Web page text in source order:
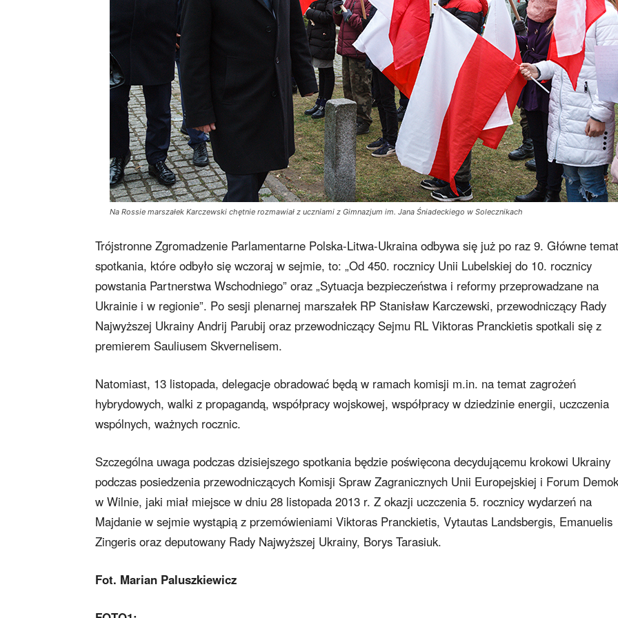
Na Rossie marszałek Karczewski chętnie rozmawiał z uczniami z Gimnazjum im. Jana Śniadeckiego w Solecznikach
Trójstronne Zgromadzenie Parlamentarne Polska-Litwa-Ukraina odbywa się już po raz 9. Główne
spotkania, które odbyło się wczoraj w sejmie, to: „Od 450. rocznicy Unii Lubelskiej do 10. rocznicy
powstania Partnerstwa Wschodniego” oraz „Sytuacja bezpieczeństwa i reformy przeprowadzane na
Ukrainie i w regionie”. Po sesji plenarnej marszałek RP Stanisław Karczewski, przewodniczący Rady
Najwyższej Ukrainy Andrij Parubij oraz przewodniczący Sejmu RL Viktoras Pranckietis spotkali się z
premierem Sauliusem Skvernelisem.
Natomiast, 13 listopada, delegacje obradować będą w ramach komisji m.in. na temat zagrożeń
hybrydowych, walki z propagandą, współpracy wojskowej, współpracy w dziedzinie energii, uczczenia
wspólnych, ważnych rocznic.
Szczególna uwaga podczas dzisiejszego spotkania będzie poświęcona decydującemu krokowi Ukrainy
podczas posiedzenia przewodniczących Komisji Spraw Zagranicznych Unii Europejskiej i Forum
w Wilnie, jaki miał miejsce w dniu 28 listopada 2013 r. Z okazji uczczenia 5. rocznicy wydarzeń na
Majdanie w sejmie wystąpią z przemówieniami Viktoras Pranckietis, Vytautas Landsbergis, Emanuelis
Zingeris oraz deputowany Rady Najwyższej Ukrainy, Borys Tarasiuk.
Fot. Marian Paluszkiewicz